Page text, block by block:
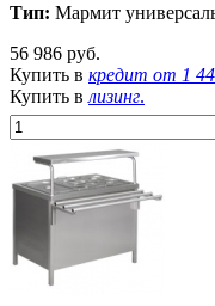
Тип: Мармит
56 986 руб.
Купить в кредит от 1
Купить в лизинг.